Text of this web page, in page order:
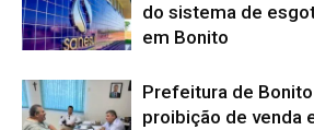
do sistema de
em Bonito
Prefeitura de
proibição de venda